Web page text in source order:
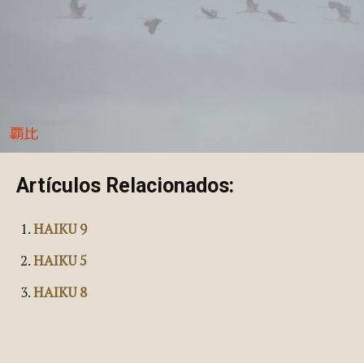
Artículos Relacionados:
HAIKU 9
HAIKU 5
HAIKU 8